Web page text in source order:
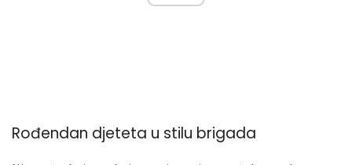
Rođendan djeteta u stilu brigada